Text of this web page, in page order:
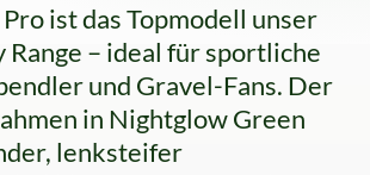
ist das Topmodell unser
Range – ideal für sportliche
und Gravel-Fans. Der
in Nightglow Green
lenksteifer